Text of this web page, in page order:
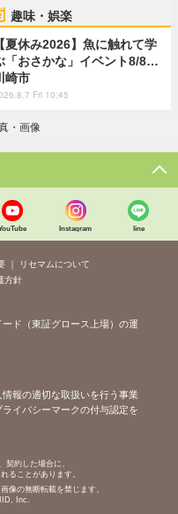
趣味・娯楽
【夏休み2026】魚に触れて学
「おさかな」イベント8/8…
崎市
Fri 10:45
・画像
Instagram line
リセマムについて
方針
ド（東証グロース上場）の運
報の適切な取扱いを行う事業
イバシーマークの付与認定を
契約した場合に、
ることがあります。
像の無断転載を禁じます。
Inc.